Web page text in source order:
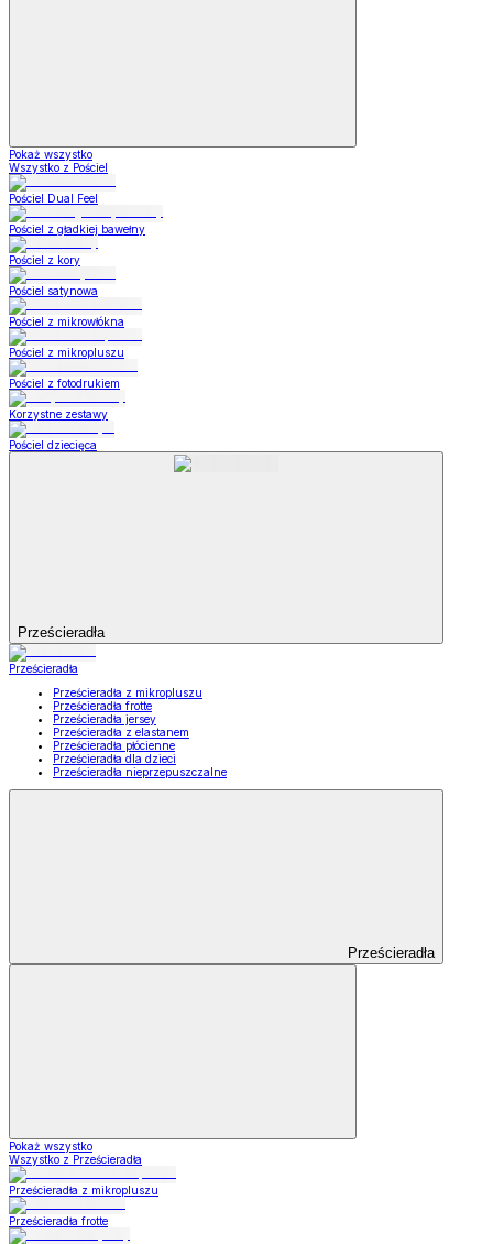
Pokaż wszystko
Wszystko z Pościel
Pościel Dual Feel
Pościel z gładkiej bawełny
Pościel z kory
Pościel satynowa
Pościel z mikrowłókna
Pościel z mikropluszu
Pościel z fotodrukiem
Korzystne zestawy
Pościel dziecięca
Prześcieradła
Prześcieradła
Prześcieradła z mikropluszu
Prześcieradła frotte
Prześcieradła jersey
Prześcieradła z elastanem
Prześcieradła płócienne
Prześcieradła dla dzieci
Prześcieradła nieprzepuszczalne
Prześcieradła
Pokaż wszystko
Wszystko z Prześcieradła
Prześcieradła z mikropluszu
Prześcieradła frotte